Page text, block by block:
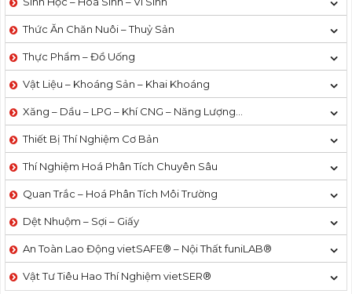
Thức Ăn Chăn Nuôi – Thuỷ Sản
Thực Phẩm – Đồ Uống
Vật Liệu – Khoáng Sản – Khai Khoáng
Xăng – Dầu – LPG – Khí CNG – Năng Lượng…
Thiết Bị Thí Nghiệm Cơ Bản
Thí Nghiệm Hoá Phân Tích Chuyên Sâu
Quan Trắc – Hoá Phân Tích Môi Trường
Dệt Nhuộm – Sợi – Giấy
An Toàn Lao Động vietSAFE® – Nội Thất funiLAB®
Vật Tư Tiêu Hao Thí Nghiệm vietSER®